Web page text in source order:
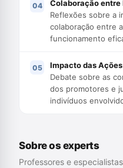
Colaboração entre
Reflexões sobre a
colaboração entre
funcionamento
Impacto das
Debate sobre as
dos promotores e
indivíduos
Sobre os experts
Professores e